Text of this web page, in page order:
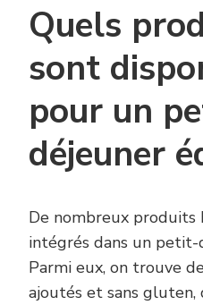
Quels
sont
pour un
déjeuner
De nombreux
intégrés dans un
Parmi eux, on trouve
ajoutés et sans gluten,